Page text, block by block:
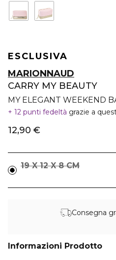
ESCLUSIVA
MARIONNAUD
CARRY MY BEAUTY
MY ELEGANT WEEKEND
12 punti fedeltà grazie a
12,90 €
19 X 12 X 8 CM
Consegna
Informazioni Prodotto